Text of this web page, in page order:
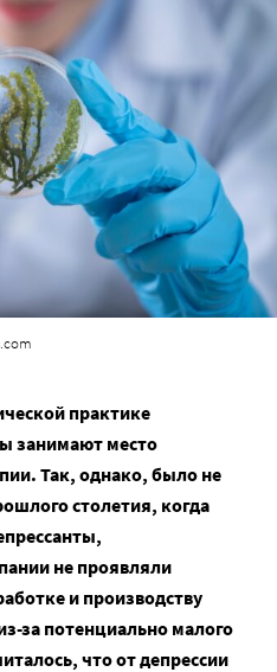
практике
занимают место
Так, однако, было не
столетия, когда
не проявляли
и производству
за потенциально малого
что от депрессии